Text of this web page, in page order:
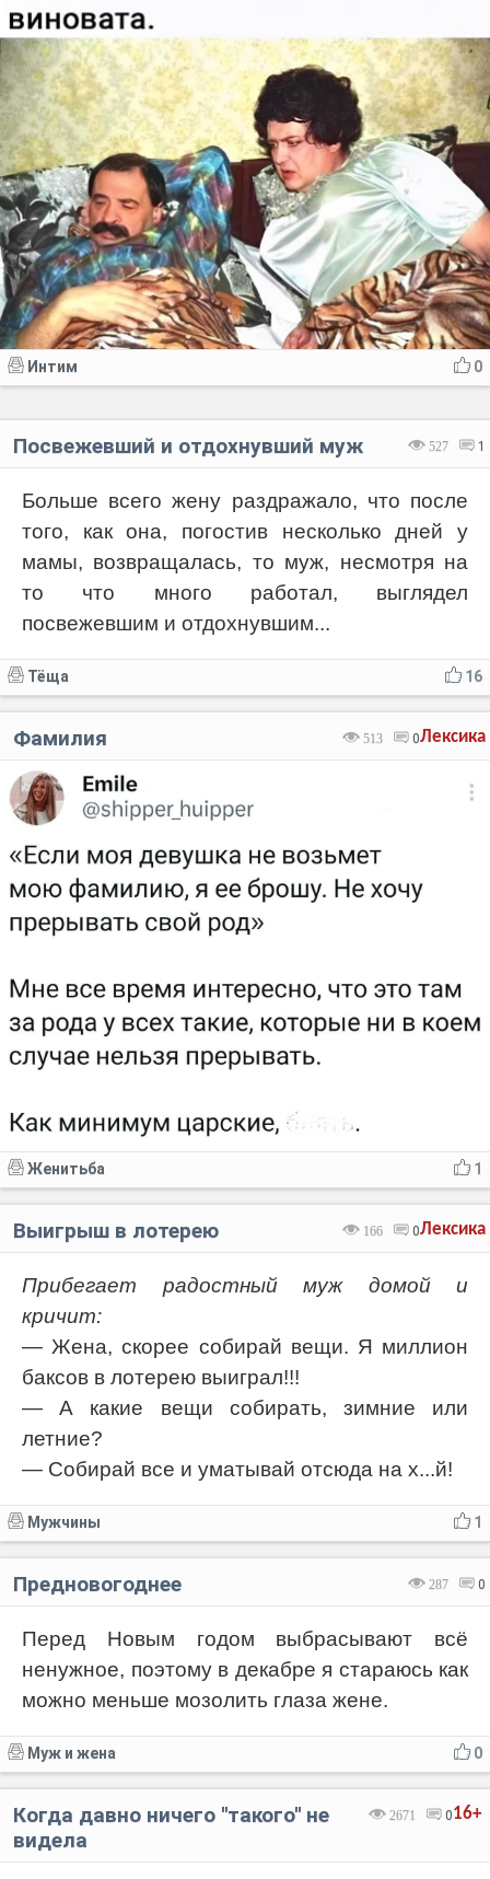
0
Интим
527 1
Посвежевший и отдохнувший муж
Больше всего жену раздражало, что после
того, как она, погостив несколько дней у
мамы, возвращалась, то муж, несмотря на
то что много работал, выглядел
посвежевшим и отдохнувшим...
16
Тёща
Лексика
513 0
Фамилия
1
Женитьба
Лексика
166 0
Выигрыш в лотерею
Прибегает радостный муж домой и
кричит:
— Жена, скорее собирай вещи. Я миллион
баксов в лотерею выиграл!!!
— А какие вещи собирать, зимние или
летние?
— Собирай все и уматывай отсюда на х...й!
1
Мужчины
287 0
Предновогоднее
Перед Новым годом выбрасывают всё
ненужное, поэтому в декабре я стараюсь как
можно меньше мозолить глаза жене.
0
Муж и жена
16+
2671 0
Когда давно ничего ''такого'' не
видела